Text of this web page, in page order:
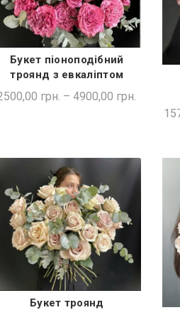
ШВИДКА ПОКУПКА
Букет піоноподібний
троянд з евкаліптом
грн. –4900,00 грн.
ШВИДКА ПОКУПКА
Букет троянд